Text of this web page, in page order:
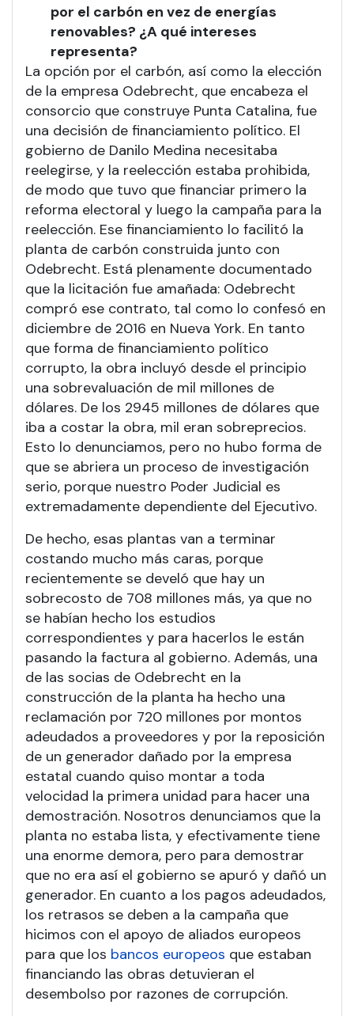
por el carbón en vez de energías
renovables? ¿A qué intereses
representa?
La opción por el carbón, así como la elección
de la empresa Odebrecht, que encabeza el
consorcio que construye Punta Catalina, fue
una decisión de financiamiento político. El
gobierno de Danilo Medina necesitaba
reelegirse, y la reelección estaba prohibida,
de modo que tuvo que financiar primero la
reforma electoral y luego la campaña para la
reelección. Ese financiamiento lo facilitó la
planta de carbón construida junto con
Odebrecht. Está plenamente documentado
que la licitación fue amañada: Odebrecht
compró ese contrato, tal como lo confesó en
diciembre de 2016 en Nueva York. En tanto
que forma de financiamiento político
corrupto, la obra incluyó desde el principio
una sobrevaluación de mil millones de
dólares. De los 2945 millones de dólares que
iba a costar la obra, mil eran sobreprecios.
Esto lo denunciamos, pero no hubo forma de
que se abriera un proceso de investigación
serio, porque nuestro Poder Judicial es
extremadamente dependiente del Ejecutivo.
De hecho, esas plantas van a terminar
costando mucho más caras, porque
recientemente se develó que hay un
sobrecosto de 708 millones más, ya que no
se habían hecho los estudios
correspondientes y para hacerlos le están
pasando la factura al gobierno. Además, una
de las socias de Odebrecht en la
construcción de la planta ha hecho una
reclamación por 720 millones por montos
adeudados a proveedores y por la reposición
de un generador dañado por la empresa
estatal cuando quiso montar a toda
velocidad la primera unidad para hacer una
demostración. Nosotros denunciamos que la
planta no estaba lista, y efectivamente tiene
una enorme demora, pero para demostrar
que no era así el gobierno se apuró y dañó un
generador. En cuanto a los pagos adeudados,
los retrasos se deben a la campaña que
hicimos con el apoyo de aliados europeos
para que los bancos europeos que estaban
financiando las obras detuvieran el
desembolso por razones de corrupción.